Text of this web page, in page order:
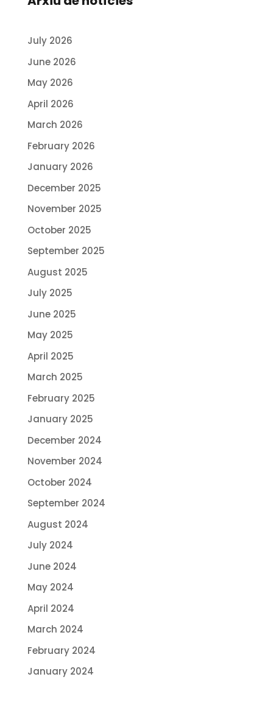
July 2026
June 2026
May 2026
April 2026
March 2026
February 2026
January 2026
December 2025
November 2025
October 2025
September 2025
August 2025
July 2025
June 2025
May 2025
April 2025
March 2025
February 2025
January 2025
December 2024
November 2024
October 2024
September 2024
August 2024
July 2024
June 2024
May 2024
April 2024
March 2024
February 2024
January 2024